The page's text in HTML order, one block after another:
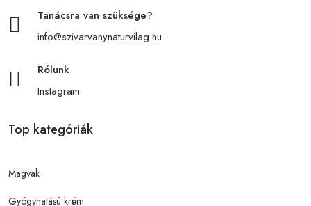
Tanácsra van szüksége?
info@szivarvanynaturvilag.hu
Rólunk
Instagram
Top kategóriák
Magvak
Gyógyhatású krém